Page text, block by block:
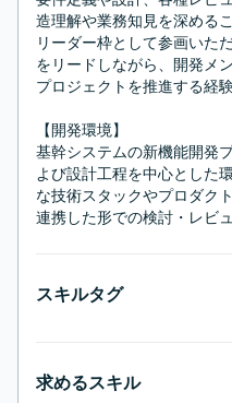
造理解や業務知見を深める
リーダー枠として参画いた
をリードしながら、開発メ
プロジェクトを推進する経
【開発環境】
基幹システムの新機能開発
よび設計工程を中心とした
な技術スタックやプロダク
連携した形での検討・レビ
スキルタグ
求めるスキル